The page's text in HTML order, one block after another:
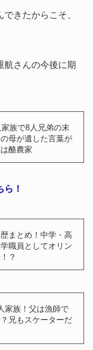
きたからこそ、
航さんの今後に期
族で8人兄弟の末
母が遺した言葉が
酪農家
！
まとめ！中学・高
職員としてオリン
？
家族！父は漁師で
兄もスケーターだ